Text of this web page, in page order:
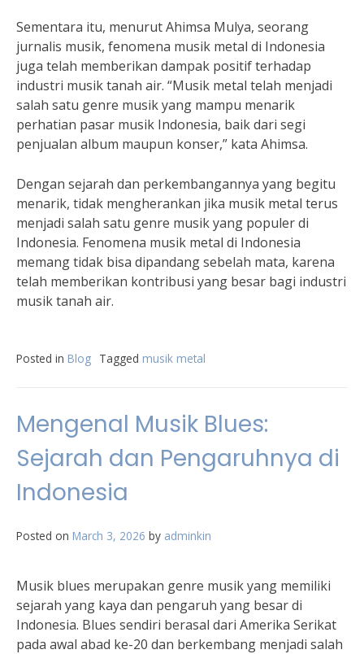
Sementara itu, menurut Ahimsa Mulya, seorang
jurnalis musik, fenomena musik metal di Indonesia
juga telah memberikan dampak positif terhadap
industri musik tanah air. “Musik metal telah menjadi
salah satu genre musik yang mampu menarik
perhatian pasar musik Indonesia, baik dari segi
penjualan album maupun konser,” kata Ahimsa.
Dengan sejarah dan perkembangannya yang begitu
menarik, tidak mengherankan jika musik metal terus
menjadi salah satu genre musik yang populer di
Indonesia. Fenomena musik metal di Indonesia
memang tidak bisa dipandang sebelah mata, karena
telah memberikan kontribusi yang besar bagi industri
musik tanah air.
Posted in Blog Tagged musik metal
Mengenal Musik Blues:
Sejarah dan Pengaruhnya di
Indonesia
Posted on March 3, 2026 by adminkin
Musik blues merupakan genre musik yang memiliki
sejarah yang kaya dan pengaruh yang besar di
Indonesia. Blues sendiri berasal dari Amerika Serikat
pada awal abad ke-20 dan berkembang menjadi salah